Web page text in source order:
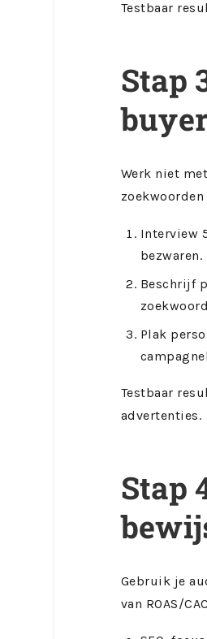
Testbaar
Stap
Werk niet
Interview
bezwaren.
Beschrijf
Plak
Testbaar
advertenties.
Stap
Gebruik je
van ROAS/